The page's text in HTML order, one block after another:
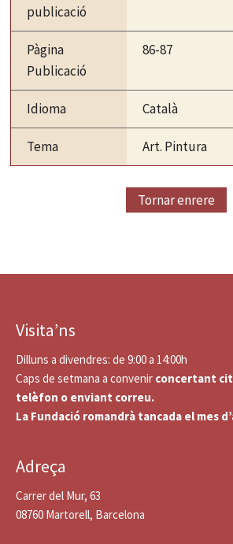
publicació
Pàgina
Publicació
86-87
Idioma Català
Tema Art. Pintura
Tornar enrere
Visita’ns
Dilluns a divendres: de 9:00 a 14:00h
Caps de setmana a convenir concertant
telèfon o enviant correu.
La Fundació romandrà tancada el mes
Adreça
Carrer del Mur, 63
08760 Martorell, Barcelona